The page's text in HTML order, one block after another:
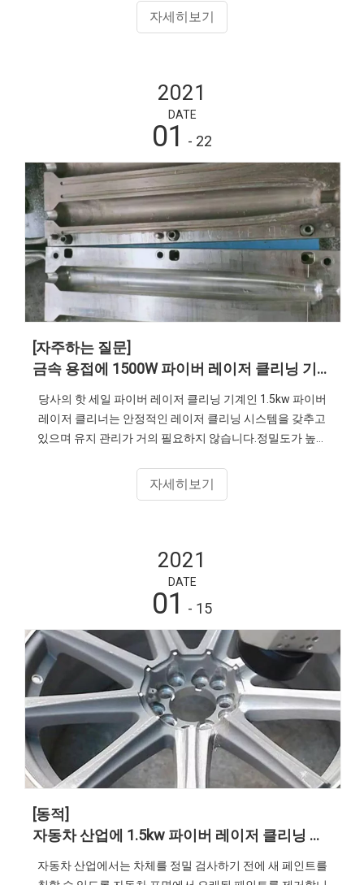
자세히보기
2021
DATE
01 - 22
[자주하는 질문]
금속 용접에 1500W 파이버 레이저 클리닝 기계 적용
당사의 핫 세일 파이버 레이저 클리닝 기계인 1.5kw 파이버
레이저 클리너는 안정적인 레이저 클리닝 시스템을 갖추고
있으며 유지 관리가 거의 필요하지 않습니다.정밀도가 높으
든지 문의해 주세요.
자세히보기
2021
DATE
01 - 15
[동적]
자동차 산업에 1.5kw 파이버 레이저 클리닝 기계 적용
자동차 산업에서는 차체를 정밀 검사하기 전에 새 페인트를